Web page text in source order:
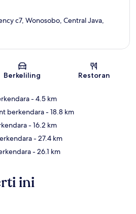
c7, Wonosobo, Central Java,
Berkeliling Restoran
- 4.5 km
berkendara- 18.8 km
- 16.2 km
- 27.4 km
- 26.1 km
ini